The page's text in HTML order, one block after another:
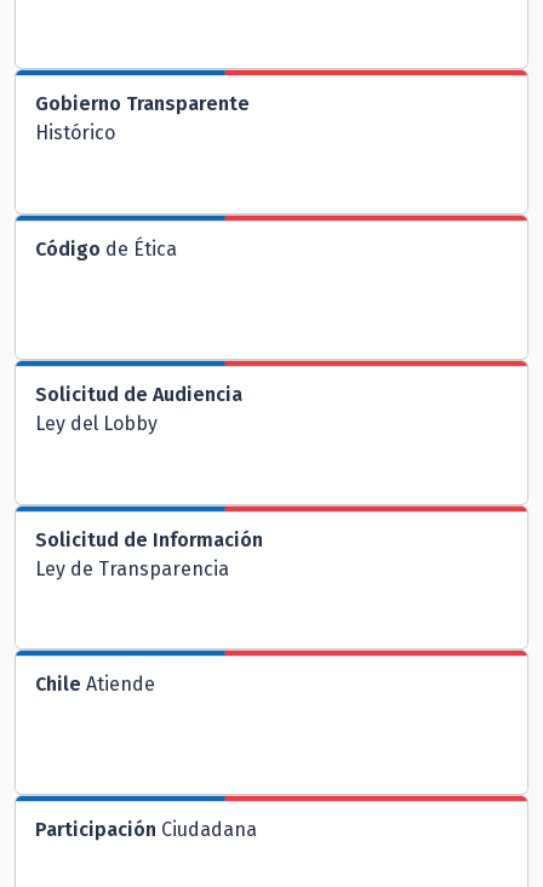
Gobierno Transparente
Histórico
Código de Ética
Solicitud de Audiencia
Ley del Lobby
Solicitud de Información
Ley de Transparencia
Chile Atiende
Participación Ciudadana